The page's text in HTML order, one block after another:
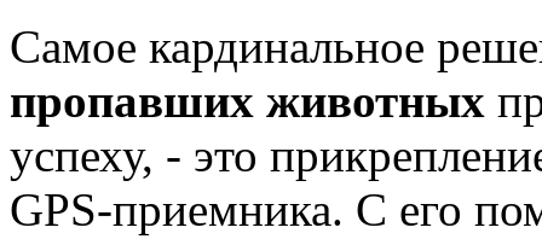
Самое кардинальное
пропавших животных
успеху, - это
GPS-приемника. С его